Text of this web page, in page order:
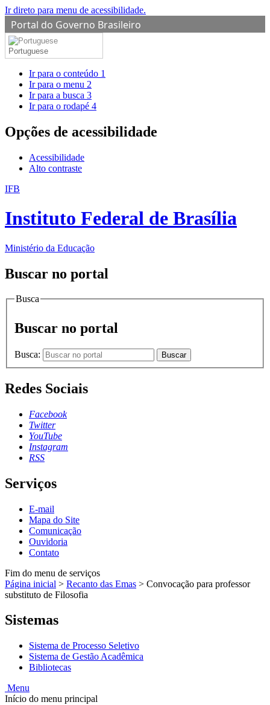
Ir direto para menu de acessibilidade.
Portal do Governo Brasileiro
Portuguese
Ir para o conteúdo 1
Ir para o menu 2
Ir para a busca 3
Ir para o rodapé 4
Opções de acessibilidade
Acessibilidade
Alto contraste
IFB
Instituto Federal de Brasília
Ministério da Educação
Buscar no portal
Busca
Buscar no portal
Busca: Buscar
Redes Sociais
Facebook
Twitter
YouTube
Instagram
RSS
Serviços
E-mail
Mapa do Site
Comunicação
Ouvidoria
Contato
Fim do menu de serviços
Página inicial > Recanto das Emas > Convocação para professor
substituto de Filosofia
Sistemas
Sistema de Processo Seletivo
Sistema de Gestão Acadêmica
Bibliotecas
Menu
Início do menu principal